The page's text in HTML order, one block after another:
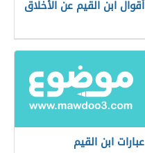
أقوال ابن القيم عن الأخلاق
عبارات ابن القيم